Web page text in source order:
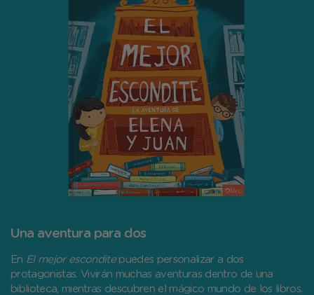
Una aventura para dos
En El mejor esconditepuedes personalizar a dos
protagonistas. Vivirán muchas aventuras dentro de una
biblioteca, mientras descubren el mágico mundo de los libros.